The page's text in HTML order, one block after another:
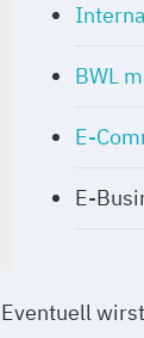
BWL
E-
E-
Eventuell